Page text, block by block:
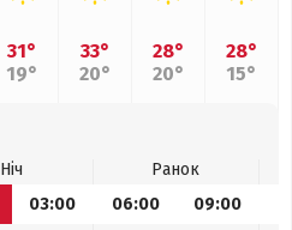
31°
19°
33°
20°
28°
20°
28°
15°
Ніч
Ранок
03:00 06:00 09:00